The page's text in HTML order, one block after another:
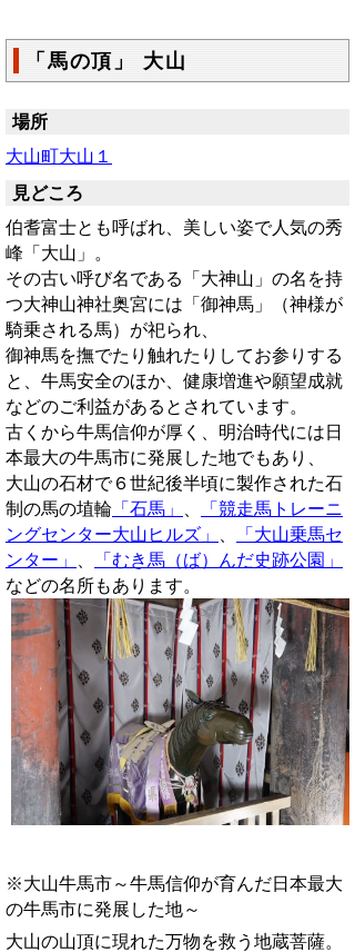
「馬の頂」 大山
場所
大山町大山１
見どころ
伯耆富士とも呼ばれ、美しい姿で人気の秀
峰「大山」。
その古い呼び名である「大神山」の名を持
つ大神山神社奥宮には「御神馬」（神様が
騎乗される馬）が祀られ、
御神馬を撫でたり触れたりしてお参りする
と、牛馬安全のほか、健康増進や願望成就
などのご利益があるとされています。
古くから牛馬信仰が厚く、明治時代には日
本最大の牛馬市に発展した地でもあり、
大山の石材で６世紀後半頃に製作された石
制の馬の埴輪 「石馬」
「競走馬トレーニ
ングセンター大山ヒルズ」
「大山乗馬セ
ンター」
「むき馬（ば）んだ史跡公園」
などの名所もあります。
※大山牛馬市～牛馬信仰が育んだ日本最大
の牛馬市に発展した地～
大山の山頂に現れた万物を救う地蔵菩薩。